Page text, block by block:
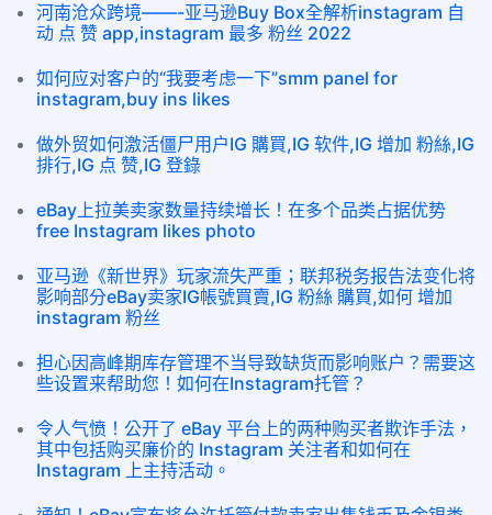
河南沧众跨境——-亚马逊Buy Box全解析instagram 自
动 点 赞 app,instagram 最多 粉丝 2022
如何应对客户的“我要考虑一下”smm panel for
instagram,buy ins likes
做外贸如何激活僵尸用户IG 購買,IG 软件,IG 增加 粉絲,IG
排行,IG 点 赞,IG 登錄
eBay上拉美卖家数量持续增长！在多个品类占据优势
free Instagram likes photo
亚马逊《新世界》玩家流失严重；联邦税务报告法变化将
影响部分eBay卖家IG帳號買賣,IG 粉絲 購買,如何 增加
instagram 粉丝
担心因高峰期库存管理不当导致缺货而影响账户？需要这
些设置来帮助您！如何在Instagram托管？
令人气愤！公开了 eBay 平台上的两种购买者欺诈手法，
其中包括购买廉价的 Instagram 关注者和如何在
Instagram 上主持活动。